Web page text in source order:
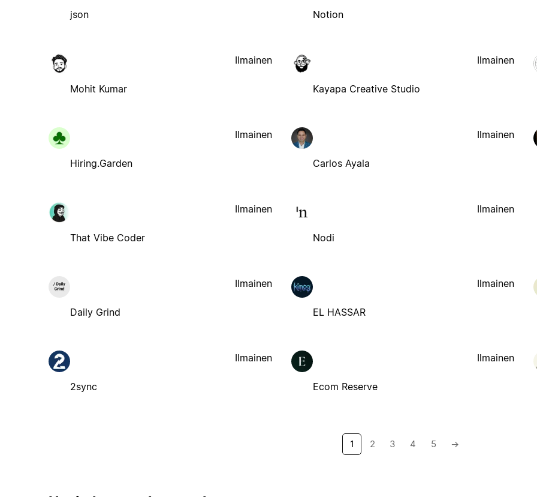
json Notion
Mohit Kumar
Ilmainen
Kayapa Creative Studio
Ilmainen
Hiring.Garden
Ilmainen
Carlos Ayala
Ilmainen
That Vibe Coder
Ilmainen
Nodi
Ilmainen
Daily Grind
Ilmainen
EL HASSAR
Ilmainen
2sync
Ilmainen
Ecom Reserve
Ilmainen
1 2 3 4 5 →